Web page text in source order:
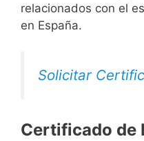
relacionados con el
en España.
Solicitar
Certificado de